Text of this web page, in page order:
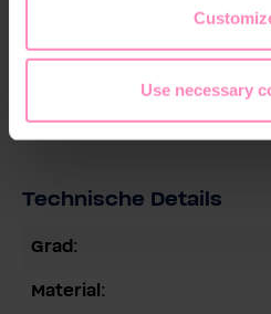
Use necessary
PVC - T-Stück.
Technische Details
Grad:
Material: